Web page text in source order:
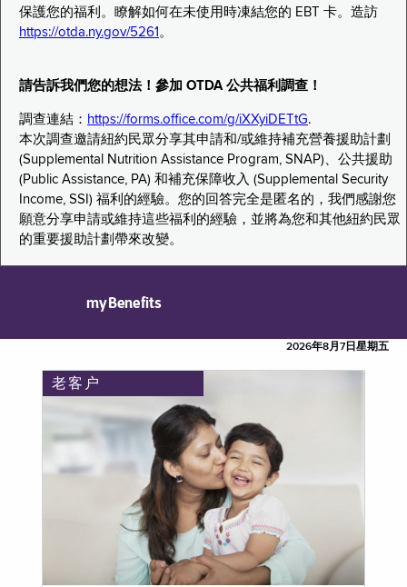
保護您的福利。瞭解如何在未使用時凍結您的 EBT 卡。造訪
https://otda.ny.gov/5261 。
請告訴我們您的想法！參加 OTDA 公共福利調查！
調查連結： https://forms.office.com/g/iXXyiDETtG.
本次調查邀請紐約民眾分享其申請和/或維持補充營養援助計劃
(Supplemental Nutrition Assistance Program, SNAP)、公共援助
(Public Assistance, PA) 和補充保障收入 (Supplemental Security
Income, SSI) 福利的經驗。您的回答完全是匿名的，我們感謝您
願意分享申請或維持這些福利的經驗，並將為您和其他紐約民眾
的重要援助計劃帶來改變。
myBenefits
2026年8月7日星期五
老客户